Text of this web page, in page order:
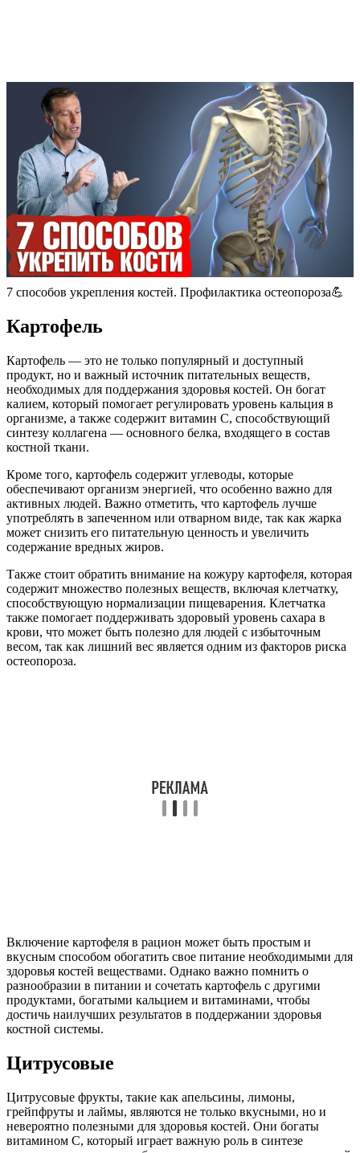
7 способов укрепления костей. Профилактика остеопороза💪
Картофель
Картофель — это не только популярный и доступный
продукт, но и важный источник питательных веществ,
необходимых для поддержания здоровья костей. Он богат
калием, который помогает регулировать уровень кальция в
организме, а также содержит витамин C, способствующий
синтезу коллагена — основного белка, входящего в состав
костной ткани.
Кроме того, картофель содержит углеводы, которые
обеспечивают организм энергией, что особенно важно для
активных людей. Важно отметить, что картофель лучше
употреблять в запеченном или отварном виде, так как жарка
может снизить его питательную ценность и увеличить
содержание вредных жиров.
Также стоит обратить внимание на кожуру картофеля, которая
содержит множество полезных веществ, включая клетчатку,
способствующую нормализации пищеварения. Клетчатка
также помогает поддерживать здоровый уровень сахара в
крови, что может быть полезно для людей с избыточным
весом, так как лишний вес является одним из факторов риска
остеопороза.
Включение картофеля в рацион может быть простым и
вкусным способом обогатить свое питание необходимыми для
здоровья костей веществами. Однако важно помнить о
разнообразии в питании и сочетать картофель с другими
продуктами, богатыми кальцием и витаминами, чтобы
достичь наилучших результатов в поддержании здоровья
костной системы.
Цитрусовые
Цитрусовые фрукты, такие как апельсины, лимоны,
грейпфруты и лаймы, являются не только вкусными, но и
невероятно полезными для здоровья костей. Они богаты
витамином C, который играет важную роль в синтезе